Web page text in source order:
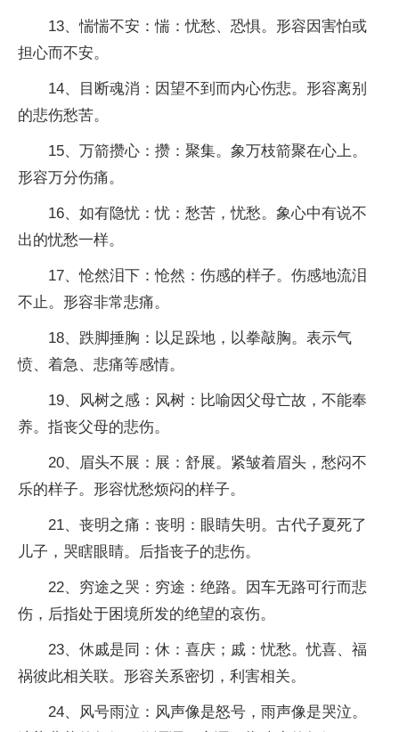
13、惴惴不安：惴：忧愁、恐惧。形容因害怕或
担心而不安。
14、目断魂消：因望不到而内心伤悲。形容离别
的悲伤愁苦。
15、万箭攒心：攒：聚集。象万枝箭聚在心上。
形容万分伤痛。
16、如有隐忧：忧：愁苦，忧愁。象心中有说不
出的忧愁一样。
17、怆然泪下：怆然：伤感的样子。伤感地流泪
不止。形容非常悲痛。
18、跌脚捶胸：以足跺地，以拳敲胸。表示气
愤、着急、悲痛等感情。
19、风树之感：风树：比喻因父母亡故，不能奉
养。指丧父母的悲伤。
20、眉头不展：展：舒展。紧皱着眉头，愁闷不
乐的样子。形容忧愁烦闷的样子。
21、丧明之痛：丧明：眼睛失明。古代子夏死了
儿子，哭瞎眼睛。后指丧子的悲伤。
22、穷途之哭：穷途：绝路。因车无路可行而悲
伤，后指处于困境所发的绝望的哀伤。
23、休戚是同：休：喜庆；戚：忧愁。忧喜、福
祸彼此相关联。形容关系密切，利害相关。
24、风号雨泣：风声像是怒号，雨声像是哭泣。